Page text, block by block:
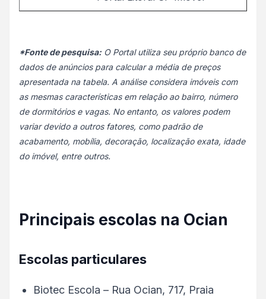
*Fonte de pesquisa: O Portal utiliza seu próprio banco de
dados de anúncios para calcular a média de preços
apresentada na tabela. A análise considera imóveis com
as mesmas características em relação ao bairro, número
de dormitórios e vagas. No entanto, os valores podem
variar devido a outros fatores, como padrão de
acabamento, mobília, decoração, localização exata, idade
do imóvel, entre outros.
Principais escolas na Ocian
Escolas particulares
Biotec Escola – Rua Ocian, 717, Praia